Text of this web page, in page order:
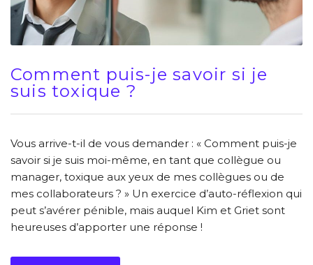
Comment puis-je savoir si je
suis toxique ?
Vous arrive-t-il de vous demander : « Comment puis-je
savoir si je suis moi-même, en tant que collègue ou
manager, toxique aux yeux de mes collègues ou de
mes collaborateurs ? » Un exercice d’auto-réflexion qui
peut s’avérer pénible, mais auquel Kim et Griet sont
heureuses d’apporter une réponse !